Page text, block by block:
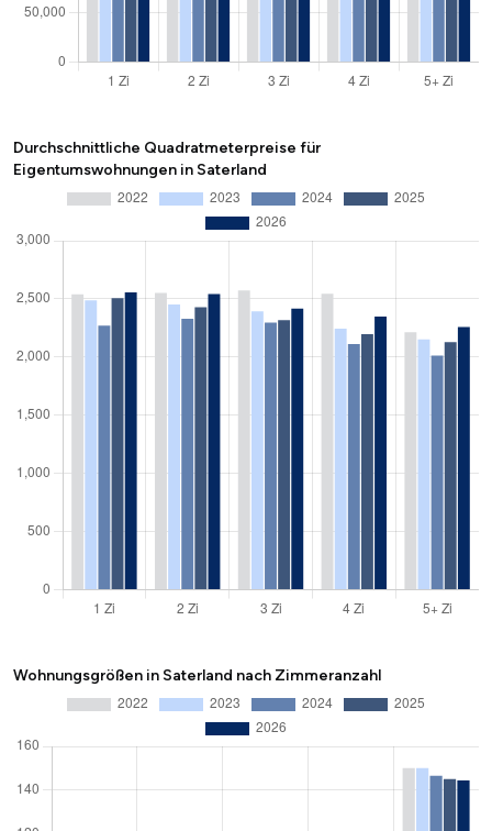
Durchschnittliche Quadratmeterpreise für
Eigentumswohnungen in Saterland
Wohnungsgrößen in Saterland nach Zimmeranzahl